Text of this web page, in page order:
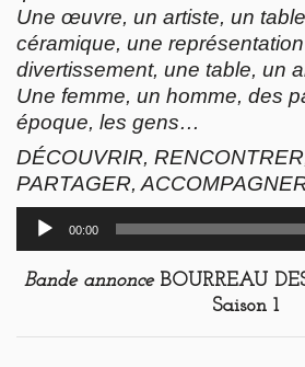
Une œuvre, un artiste, un
céramique, une
divertissement, une table, un
Une femme, un homme, des
époque, les gens…
DÉCOUVRIR,
PARTAGER,
Lecteur
00:00
Bande annonceBOURREAU
Saison 1